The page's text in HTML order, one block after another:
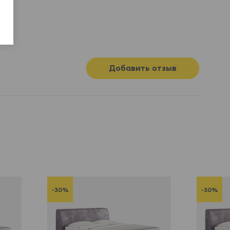
Добавить отзыв
-30% -30%